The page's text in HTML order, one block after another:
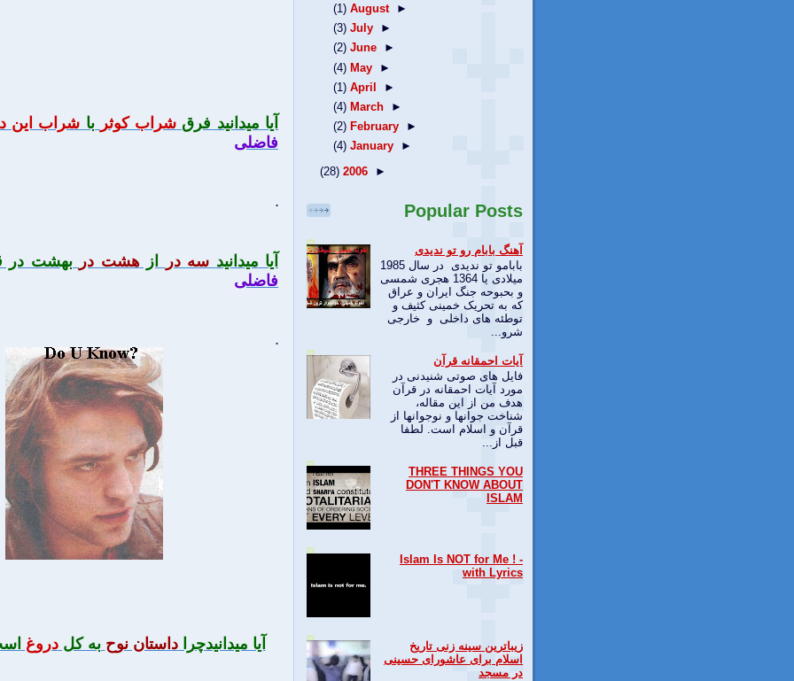
آيا ميدانيد فرق شراب كوثر با شراب اين
فاضلی
.
آيا ميدانيد سه در ازهشت در بهشت در
فاضلی
.
آيا ميدانيدچراداستان نوح به كلدروغ
►
August
(1)
►
July
(3)
►
June
(2)
►
May
(4)
►
April
(1)
►
March
(4)
►
February
(2)
►
January
(4)
►
2006
(28)
Popular Posts
آهنگ بابام رو تو ندیدی
بابامو تو ندیدی در سال 1985
میلادی یا 1364 هجری شمسی
و بحبوحه جنگ ایران و عراق
که به تحریک خمینی کثیف و
توطئه های داخلی و خارجی
شرو...
آیات احمقانه قرآن
فایل های صوتی شنیدنی در
مورد آیات احمقانه در قرآن
هدف من از این مقاله،
شناخت جوانها و نوجوانها از
قرآن و اسلام است. لطفا
قبل از...
THREE THINGS YOU
DON'T KNOW ABOUT
ISLAM
Islam Is NOT for Me ! -
with Lyrics
زیباترین سینه زنی تاریخ
اسلام برای عاشورای حسینی
در مسجد